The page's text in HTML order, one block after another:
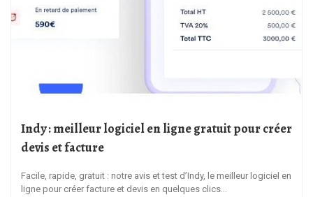
Indy : meilleur logiciel en ligne gratuit pour créer
devis et facture
Facile, rapide, gratuit : notre avis et test d’Indy, le meilleur logiciel en
ligne pour créer facture et devis en quelques clics…